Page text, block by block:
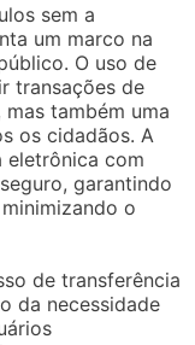
sem a
um marco na
O uso de
transações de
também uma
os cidadãos. A
eletrônica com
garantindo
o
de transferência
da necessidade